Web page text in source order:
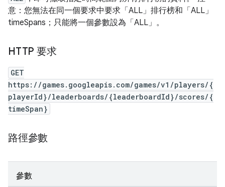
意：您無法在同一個要求中要求「ALL」排行榜和「ALL」
timeSpans；只能將一個參數設為「ALL」。
HTTP 要求
GET
https://games.googleapis.com/games/v1/players/{
playerId}/leaderboards/{leaderboardId}/scores/{
timeSpan}
路徑參數
參數